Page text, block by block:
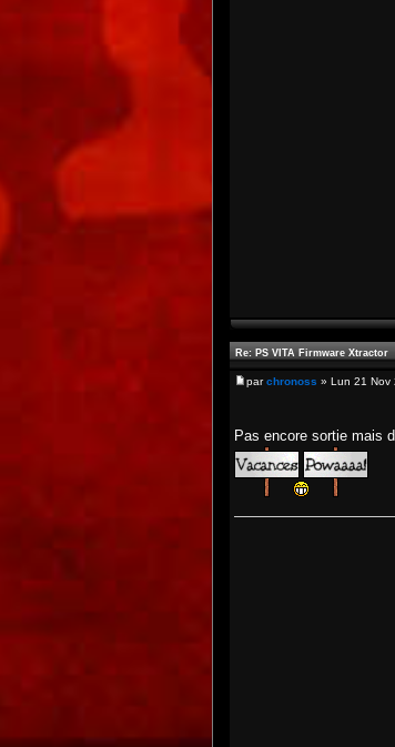
Re: PS VITA Firmware Xtractor
parchronoss » Lun 21 Nov
Pas encore sortie mais